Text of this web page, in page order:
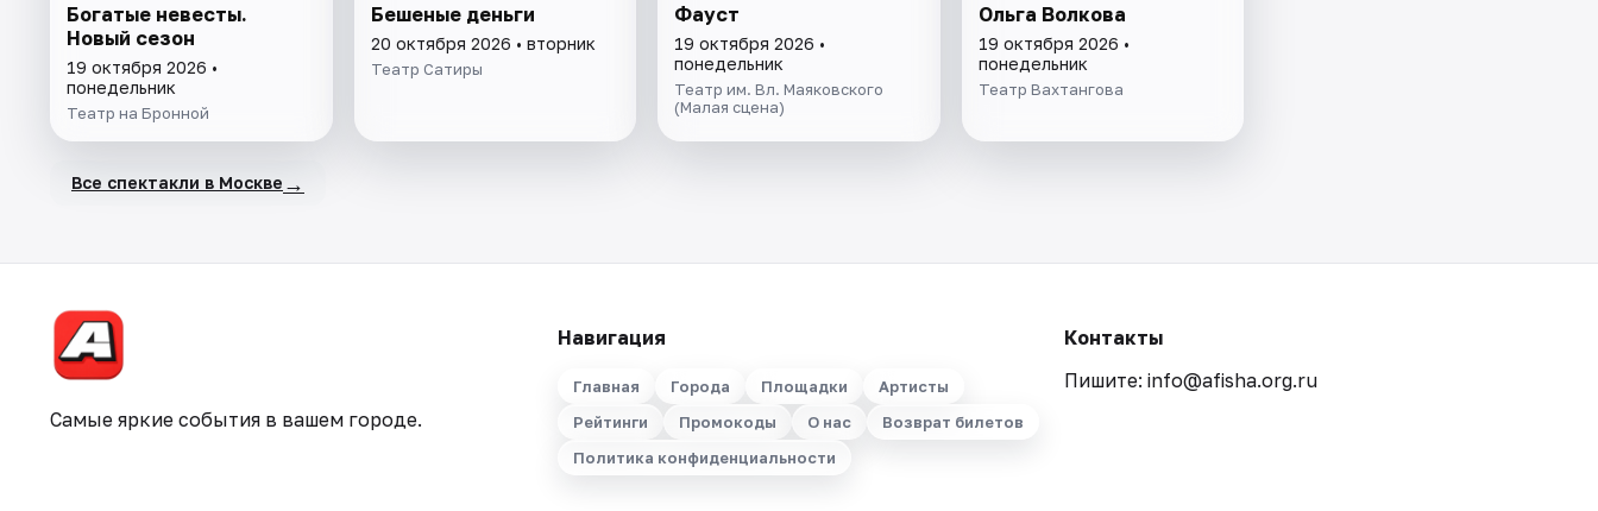
Богатые невесты.
Новый сезон
19 октября 2026 •
понедельник
Театр на Бронной
Бешеные деньги
20 октября 2026 • вторник
Театр Сатиры
Фауст
19 октября 2026 •
понедельник
Театр им. Вл. Маяковского
(Малая сцена)
Ольга Волкова
19 октября 2026 •
понедельник
Театр Вахтангова
Все спектакли в Москве →
Самые яркие события в вашем городе.
Навигация
Главная Города Площадки
Артисты
Рейтинги
Промокоды О нас
Возврат билетов
Политика конфиденциальности
Контакты
Пишите: info@afisha.org.ru